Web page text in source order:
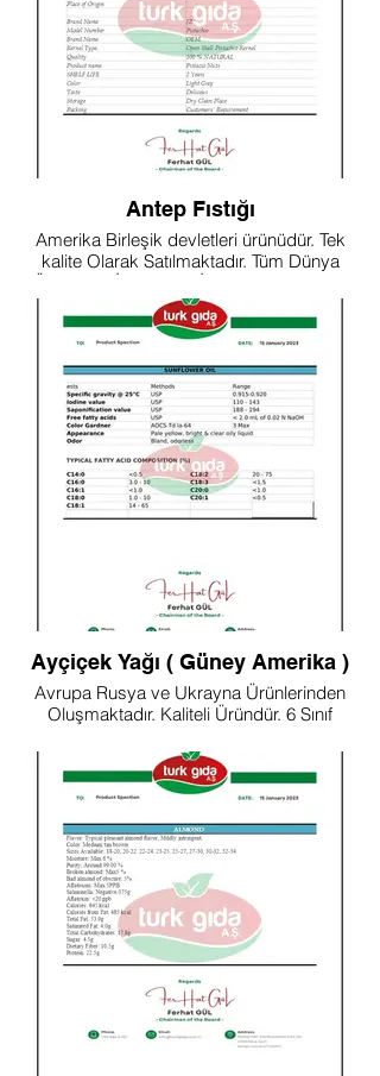
Antep Fıstığı
Amerika Birleşik devletleri ürünüdür. Tek
kalite Olarak Satılmaktadır. Tüm Dünya
Ülkelerine İthalata ve İhracata Uygundur.
25 Yakın sertifikası Mevcuttur.
Ayçiçek Yağı ( Güney Amerika )
Avrupa Rusya ve Ukrayna Ürünlerinden
Oluşmaktadır. Kaliteli Üründür. 6 Sınıf
Uygundur.